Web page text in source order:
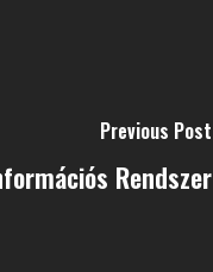
Previous Post
Rendszer